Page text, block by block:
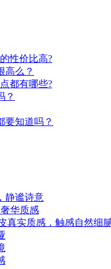
性价比高?
高么？
都有哪些?
？
要知道吗？
静谧诗意
华质感
真实质感，触感自然细